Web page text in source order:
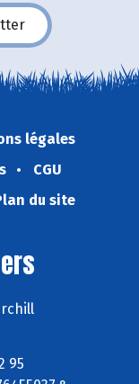
légales
CGU
du site
95